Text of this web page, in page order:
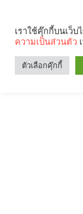
เราใช้คุ๊กกี้บนเว็
ความเป็นส่วนตัว
ตัวเลือกคุ๊กกี้